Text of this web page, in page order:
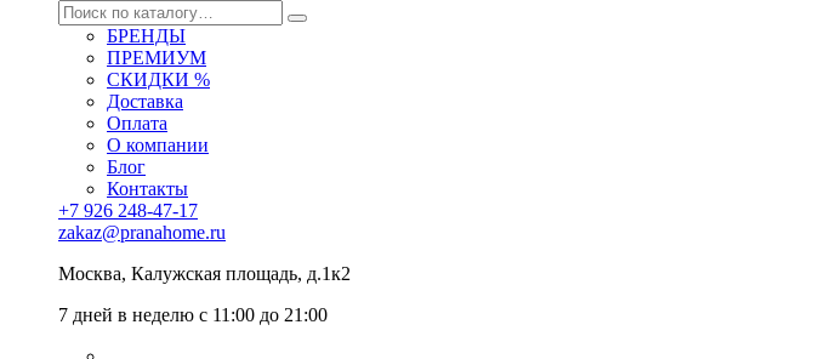
БРЕНДЫ
ПРЕМИУМ
СКИДКИ %
Доставка
Оплата
О компании
Блог
Контакты
+7 926 248-47-17
zakaz@pranahome.ru
Москва, Калужская площадь, д.1к2
7 дней в неделю с 11:00 до 21:00